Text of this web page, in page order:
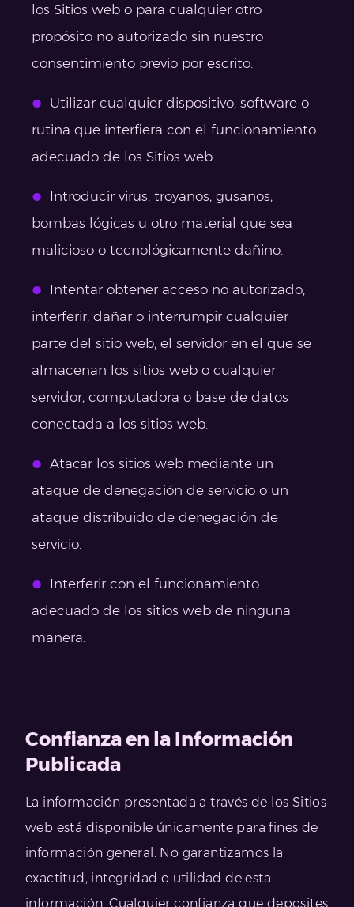
los Sitios web o para cualquier otro
propósito no autorizado sin nuestro
consentimiento previo por escrito.
Utilizar cualquier dispositivo, software o
rutina que interfiera con el funcionamiento
adecuado de los Sitios web.
Introducir virus, troyanos, gusanos,
bombas lógicas u otro material que sea
malicioso o tecnológicamente dañino.
Intentar obtener acceso no autorizado,
interferir, dañar o interrumpir cualquier
parte del sitio web, el servidor en el que se
almacenan los sitios web o cualquier
servidor, computadora o base de datos
conectada a los sitios web.
Atacar los sitios web mediante un
ataque de denegación de servicio o un
ataque distribuido de denegación de
servicio.
Interferir con el funcionamiento
adecuado de los sitios web de ninguna
manera.
Confianza en la Información
Publicada
La información presentada a través de los Sitios
web está disponible únicamente para fines de
información general. No garantizamos la
exactitud, integridad o utilidad de esta
información. Cualquier confianza que deposites